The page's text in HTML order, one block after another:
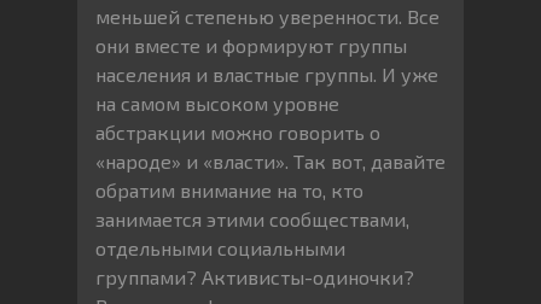
меньшей степенью уверенности. Все
они вместе и формируют группы
населения и властные группы. И уже
на самом высоком уровне
абстракции можно говорить о
«народе» и «власти». Так вот, давайте
обратим внимание на то, кто
занимается этими сообществами,
отдельными социальными
группами? Активисты-одиночки?